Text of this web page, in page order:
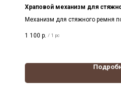
Храповой механизм для
Механизм для стяжного ремня
1 100 р. / 1 pc